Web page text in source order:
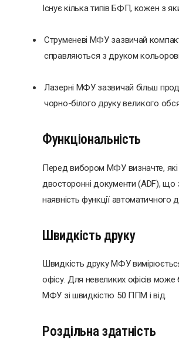
Існує кілька типів БФП, кожен з
Струменеві МФУ зазвичай
справляються з друком
Лазерні МФУ зазвичай більш
чорно-білого друку великого
Функціональність
Перед вибором МФУ визначте, які
двосторонні документи (ADF),
наявність функції
Швидкість друку
Швидкість друку МФУ
офісу. Для невеликих офісів
МФУ зі швидкістю 50 ППМ і від.
Роздільна здатність